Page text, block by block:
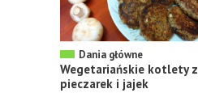
Dania główne
Wegetariańskie kotlety z
pieczarek i jajek